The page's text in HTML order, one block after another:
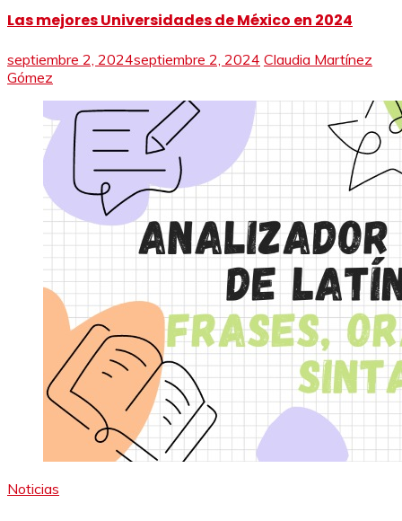
Las mejores Universidades de México en 2024
septiembre 2, 2024septiembre 2, 2024 Claudia Martínez
Gómez
Noticias